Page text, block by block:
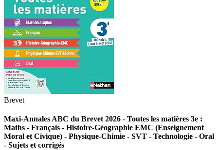
Brevet
Maxi-Annales ABC du Brevet 2026 - Toutes les matières 3e :
Maths - Français - Histoire-Géographie EMC (Enseignement
Moral et Civique) - Physique-Chimie - SVT - Technologie - Oral
- Sujets et corrigés